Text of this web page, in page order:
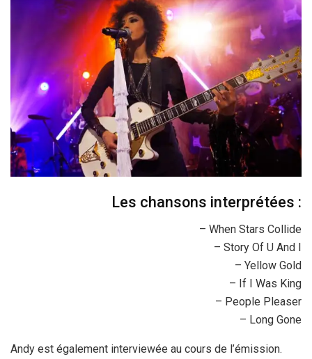
Les chansons interprétées :
– When Stars Collide
– Story Of U And I
– Yellow Gold
– If I Was King
– People Pleaser
– Long Gone
Andy est également interviewée au cours de l’émission.